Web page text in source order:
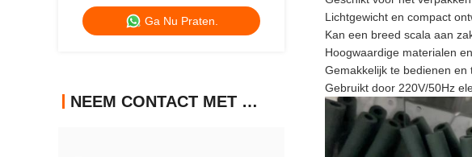
Hardware Packaging Machine For
Ga Nu Praten.
NEEM CONTACT MET ONS OP
Lichtgewicht en compact
Kan een breed scala aan
Hoogwaardige materialen
Gemakkelijk te bedienen
Gebruikt door 220V/50Hz